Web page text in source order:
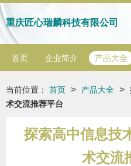
重庆匠心瑞麟科技有限公司
首页 企业简介 产品大全
当前位置： 首页 > 产品大全 >
术交流推荐平台
探索高中信息技
术交流